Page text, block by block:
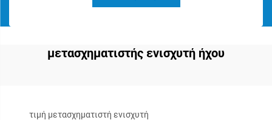
μετασχηματιστής ενισχυτή ήχου
τιμή μετασχηματιστή ενισχυτή